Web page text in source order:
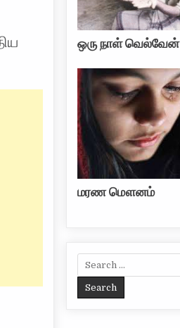
ஒரு நாள் வெல்வேன்
மரண மௌனம்
Search for: